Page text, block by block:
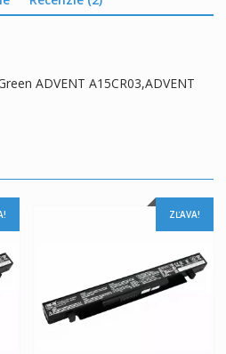
ADVENT A15CR03,ADVENT
ZĽAVA!